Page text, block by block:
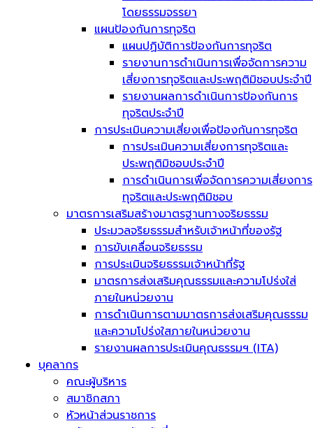
โดยธรรมจรรยา
แผนป้องกันการทุจริต
แผนปฏิบัติการป้องกันการทุจริต
รายงานการดำเนินการเพื่อจัดการความ
เสี่ยงการทุจริตและประพฤติมิชอบประจำปี
รายงานผลการดำเนินการป้องกันการ
ทุจริตประจำปี
การประเมินความเสี่ยงเพื่อป้องกันการทุจริต
การประเมินความเสี่ยงการทุจริตและ
ประพฤติมิชอบประจำปี
การดำเนินการเพื่อจัดการความเสี่ยงการ
ทุจริตและประพฤติมิชอบ
มาตรการเสริมสร้างมาตรฐานทางจริยธรรม
ประมวลจริยธรรมสำหรับเจ้าหน้าที่ของรัฐ
การขับเคลื่อนจริยธรรม
การประเมินจริยธรรมเจ้าหน้าที่รัฐ
มาตรการส่งเสริมคุณธรรมและความโปร่งใส่
ภายในหน่วยงาน
การดำเนินการตามมาตรการส่งเสริมคุณธรรม
และความโปร่งใสภายในหน่วยงาน
รายงานผลการประเมินคุณธรรมฯ (ITA)
บุคลากร
คณะผู้บริหาร
สมาชิกสภา
หัวหน้าส่วนราชการ